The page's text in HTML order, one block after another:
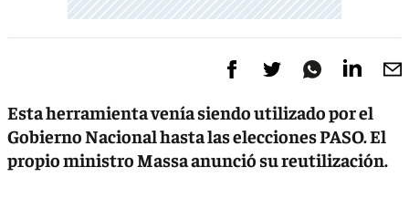
Esta herramienta venía siendo utilizado por el
Gobierno Nacional hasta las elecciones PASO. El
propio ministro Massa anunció su reutilización.